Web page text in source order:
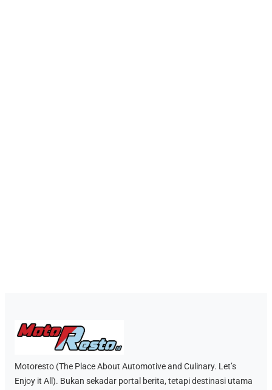
Motoresto (The Place About Automotive and Culinary. Let’s
Enjoy it All). Bukan sekadar portal berita, tetapi destinasi utama